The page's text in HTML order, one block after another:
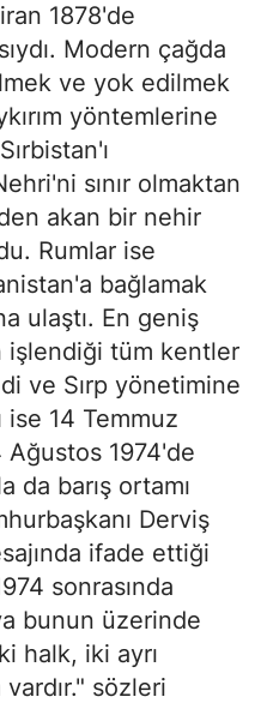
1878'de
Modern çağda
ve yok edilmek
yöntemlerine
sınır olmaktan
akan bir nehir
Rumlar ise
bağlamak
ulaştı. En geniş
işlendiği tüm kentler
ve Sırp yönetimine
ise 14 Temmuz
1974'de
da barış ortamı
Derviş
ifade ettiği
sonrasında
bunun üzerinde
halk, iki ayrı
sözleri